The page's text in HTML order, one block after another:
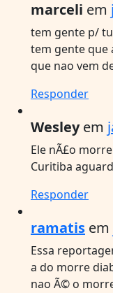
marceli em
tem gente p/
tem gente que
que nao vem
Responder
Wesleyem
Ele nÃ£o
Curitiba
Responder
ramatis em
Essa
a do morre
nao Ã© o